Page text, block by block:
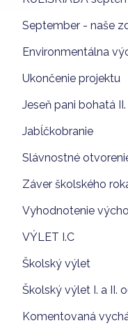
September - naše
Environmentálna
Ukončenie projektu
Jeseň pani bohatá
Jabĺčkobranie
Slávnostné
Záver školského
Vyhodnotenie
VÝLET I.C
Školský výlet
Školský výlet I. a II.
Komentovaná